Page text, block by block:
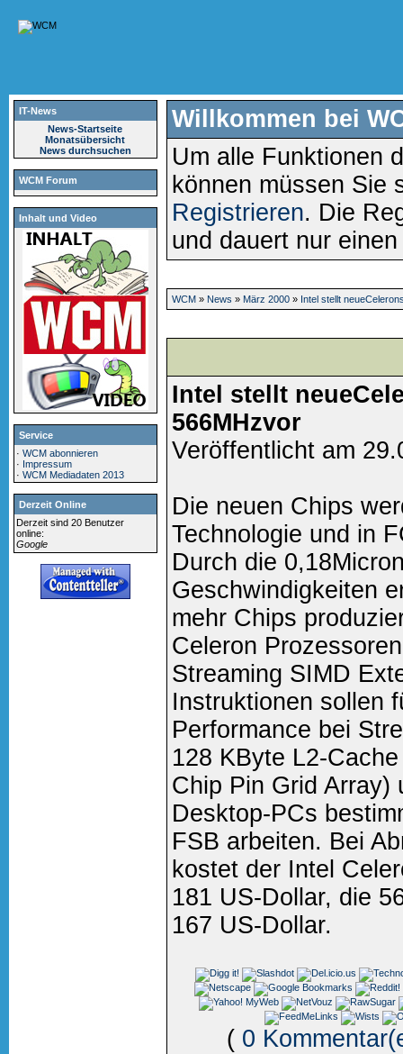
IT-News
News-Startseite
Monatsübersicht
News durchsuchen
WCM Forum
Inhalt und Video
Service
·WCM abonnieren
· Impressum
·WCM Mediadaten 2013
Derzeit Online
Derzeit sind 20 Benutzer
online:
Google
Willkommen bei
Um alle Funktionen
können müssen Sie
Registrieren. Die
und dauert nur
WCM» News » März 2000» Intel stellt
Intel stellt
566MHzvor
Veröffentlicht am
Die neuen Chips
Technologie und in
Durch die
Geschwindigkeiten
mehr Chips
Celeron
Streaming SIMD
Instruktionen sollen
Performance bei
128 KByte L2-
Chip Pin Grid Array)
Desktop-PCs
FSB arbeiten. Bei
kostet der Intel
181 US-Dollar, die
167 US-Dollar.
( 0